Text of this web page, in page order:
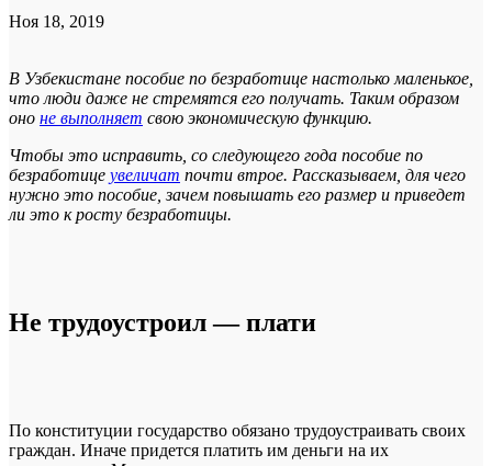
Ноя 18, 2019
В Узбекистане пособие по безработице настолько маленькое,
что люди даже не стремятся его получать. Таким образом
оно не выполняет свою экономическую функцию.
Чтобы это исправить, со следующего года пособие по
безработице увеличат почти втрое. Рассказываем, для чего
нужно это пособие, зачем повышать его размер и приведет
ли это к росту безработицы.
Не трудоустроил — плати
По конституции государство обязано трудоустраивать своих
граждан. Иначе придется платить им деньги на их